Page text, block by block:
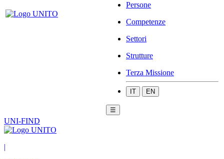
Persone
Competenze
Settori
Strutture
Terza Missione
IT EN
☰
UNI-FIND
|